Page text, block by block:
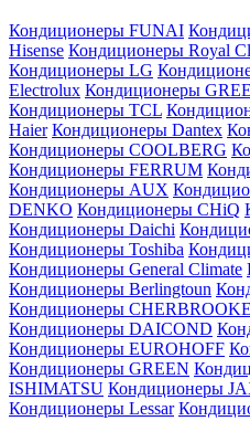
Кондиционеры FUNAI
Hisense Кондиционеры Royal
Кондиционеры LG
Electrolux Кондиционеры GREE
Кондиционеры TCL
Haier Кондиционеры Dantex
Кондиционеры СOOLBERG
Кондиционеры FERRUM
Кондиционеры AUX
DENKO Кондиционеры CHiQ
Кондиционеры Daichi
Кондиционеры Toshiba
Кондиционеры General Climate
Кондиционеры Berlingtoun
Кондиционеры CHERBROOKE
Кондиционеры DAICOND
Кондиционеры EUROHOFF
Кондиционеры GREEN
ISHIMATSU Кондиционеры
Кондиционеры Lessar